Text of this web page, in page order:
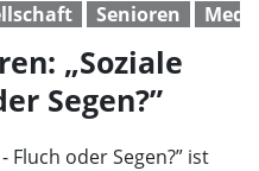
Senioren
„Soziale
Segen?”
Fluch oder Segen?” ist